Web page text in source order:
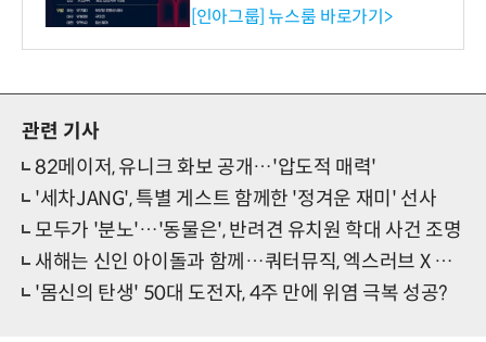
시 세미나 페어 개최
[인아그룹] 뉴스룸 바로가기>
관련 기사
82메이저, 유니크 화보 공개…'압도적 매력'
'세차JANG', 특별 게스트 함께한 '정겨운 재미' 선사
모두가 '분노'…'동물은', 반려견 유치원 학대 사건 조명
새해는 신인 아이돌과 함께…쿼터뮤직, 엑스러브 X 캔디스 지원
'몸신의 탄생' 50대 도전자, 4주 만에 위염 극복 성공?